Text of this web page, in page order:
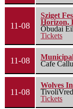
11-08
Sziget
Horizon,
Óbudai
Tickets
11-08
Cafe
11-08
Wolves
Tickets